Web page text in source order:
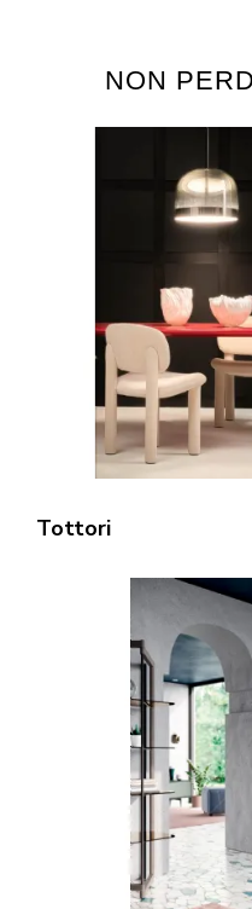
NON
Tottori